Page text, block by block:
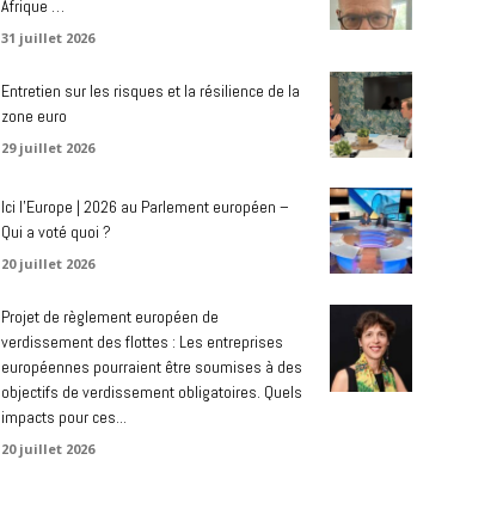
Afrique …
31 juillet 2026
Entretien sur les risques et la résilience de la
zone euro
29 juillet 2026
Ici l’Europe | 2026 au Parlement européen –
Qui a voté quoi ?
20 juillet 2026
Projet de règlement européen de
verdissement des flottes : Les entreprises
européennes pourraient être soumises à des
objectifs de verdissement obligatoires. Quels
impacts pour ces...
20 juillet 2026